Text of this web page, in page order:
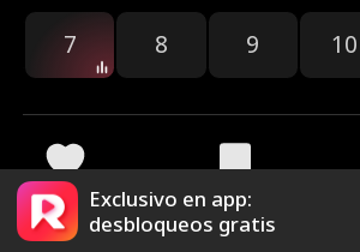
7 8 9 10
2.8k 48.4k
Exclusivo en app:
desbloqueos gratis